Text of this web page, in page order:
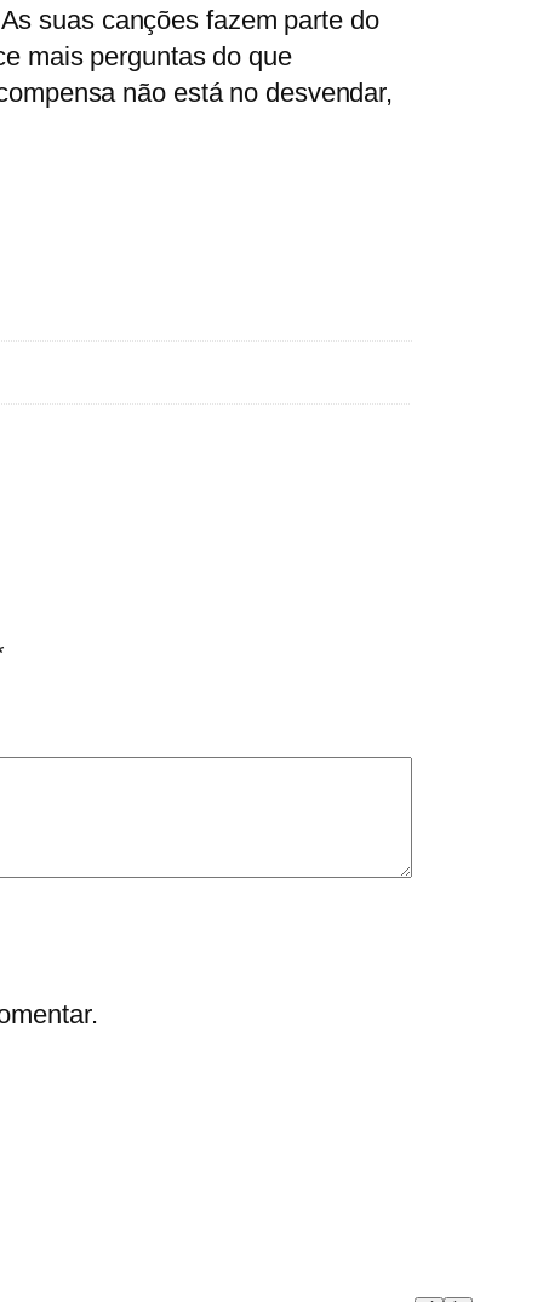
suas canções fazem parte do
mais perguntas do que
não está no desvendar,